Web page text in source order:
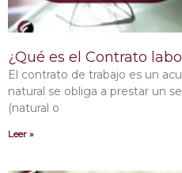
¿Qué es el Contrato
El contrato de trabajo es un
natural se obliga a prestar un
(natural o
Leer »